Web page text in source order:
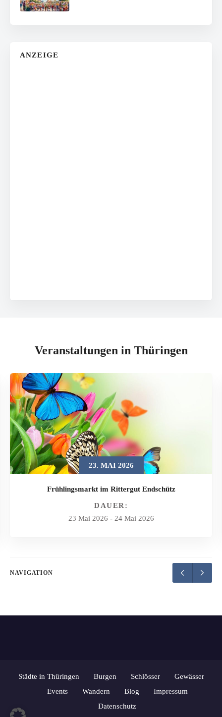
ANZEIGE
Veranstaltungen in Thüringen
23. MAI 2026
Frühlingsmarkt im Rittergut Endschütz
DAUER:
23 Mai 2026 - 24 Mai 2026
NAVIGATION
Städte in Thüringen Burgen Schlösser
Gewässer
Events
Wandern Blog
Impressum
Datenschutz